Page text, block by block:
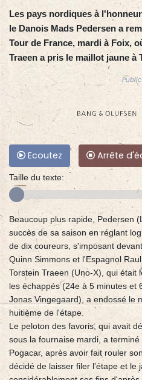
Les pays nordiques à
le Danois Mads Pedersen a
Tour de France, mardi à Foix,
Traeen a pris le maillot jaune à
Ecoutez Arrête
Taille du texte:
Beaucoup plus rapide, Pedersen
succès de sa saison en réglant
de dix coureurs, s'imposant
Quinn Simmons et l'Espagnol Raul
Torstein Traeen (Uno-X), qui était
les échappés (24e à 5 minutes et
Jonas Vingegaard), a endossé le
huitième de l'étape.
Le peloton des favoris, qui avait
sous la fournaise mardi, a
Pogacar, après avoir fait rouler
décidé de laisser filer l'étape et le